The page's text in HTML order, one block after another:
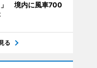
」 境内に風車700
る